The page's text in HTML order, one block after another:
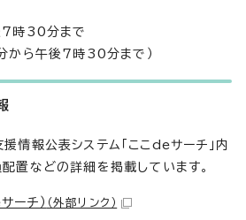
時30分まで
から午後7時30分まで）
情報公表システム「ここdeサーチ」内
置などの詳細を掲載しています。
ーチ） （外部リンク）